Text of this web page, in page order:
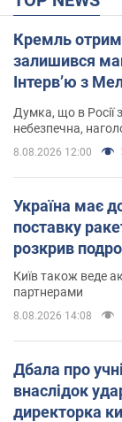
Кремль
залишився
Інтерв’ю з
Думка, що в Росії
небезпечна,
8.08.2026 12:00
Україна має
поставку
розкрив
Київ також веде
партнерами
8.08.2026 14:08
Дбала про
внаслідок
директорка